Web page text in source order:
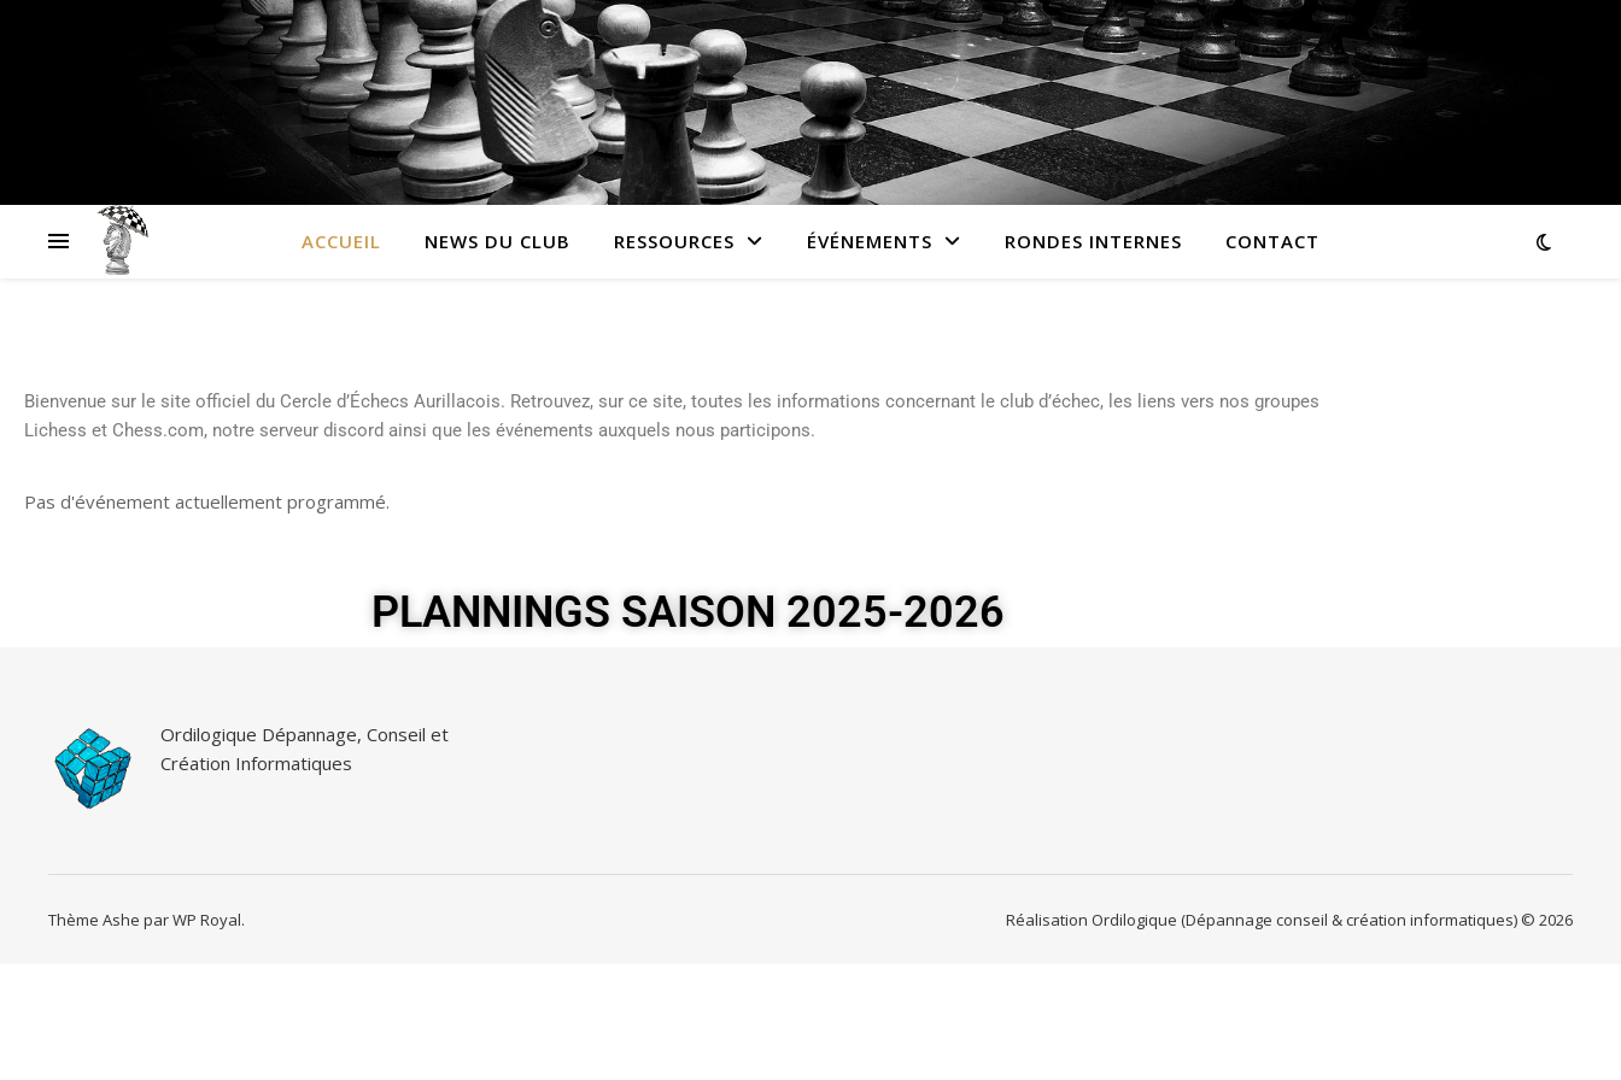
ACCUEIL NEWS DU CLUB RESSOURCES ÉVÉNEMENTS RONDES INTERNES CONTACT
Bienvenue sur le site officiel du Cercle d’Échecs Aurillacois. Retrouvez, sur ce site, toutes les informations concernant le club d’échec, les liens vers nos groupes
Lichess et Chess.com, notre serveur discord ainsi que les événements auxquels nous participons.
Pas d'événement actuellement programmé.
PLANNINGS SAISON 2025-2026
Ordilogique Dépannage, Conseil et
Création Informatiques
Réalisation Ordilogique (Dépannage conseil & création informatiques) © 2026
Thème Ashe parWP Royal.